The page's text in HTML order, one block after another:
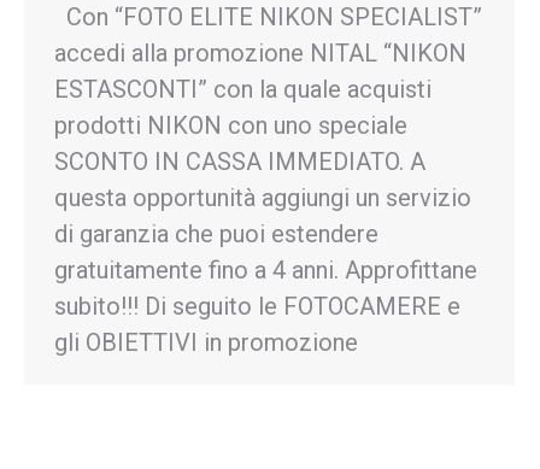
Con “FOTO ELITE NIKON SPECIALIST”
accedi alla promozione NITAL “NIKON
ESTASCONTI” con la quale acquisti
prodotti NIKON con uno speciale
SCONTO IN CASSA IMMEDIATO. A
questa opportunità aggiungi un servizio
di garanzia che puoi estendere
gratuitamente fino a 4 anni. Approfittane
subito!!! Di seguito le FOTOCAMERE e
gli OBIETTIVI in promozione